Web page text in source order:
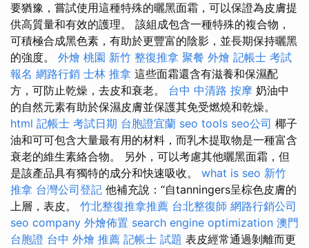
要猶豫，嘗試使用這種特殊的曬黑面霜，可以保證為皮膚提
供高質量和有效的護理。 該組成包含一種特殊的複合物，
可積極合成黑色素，有助於更豐富的陰影，並長期保持曬黑
的強度。 外燴 桃園 新竹 整復推拿 聚餐 外燴 記帳士 考試
報名 網路行銷 士林 推拿 這些面霜還含有滋養和保濕配
方，可防止乾燥，去皮和衰老。 台中 中清路 按摩 奶油中
的自然元素有助於保濕皮膚並保護其免受燃燒和乾燥。
html 記帳士 考試日期 台胞證宜蘭 seo tools seo公司 椰子
油和可可包含大量最有用的材料，而乳木提取物是一種富含
衰老的維生素絡合物。 另外，可以考慮其他曬黑面霜，但
是該產品具有獨特的成分和快速吸收。 what is seo 新竹
推拿 台灣公司登記 他補充說：“自tanningers呈棕色皮膚的
上層，表皮。 竹北整復推拿推薦 台北整復師 網路行銷公司
seo company 外燴佈置 search engine optimization 澳門
台胞證 台中 外燴 推薦 記帳士 試題 表皮經常通過剝離而更